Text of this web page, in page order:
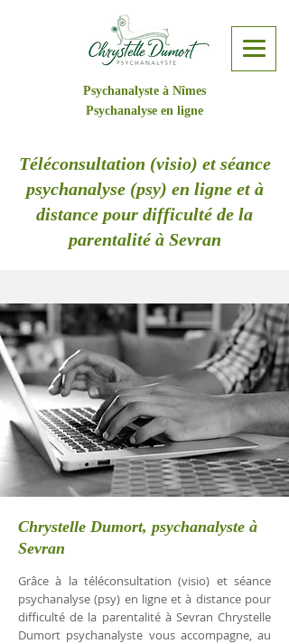
Psychanalyste à Nîmes
Psychanalyse en ligne
Téléconsultation (visio) et séance
psychanalyse (psy) en ligne et à
distance pour difficulté de la
parentalité à Sevran
Chrystelle Dumort, psychanalyste à
Sevran
Grâce à la téléconsultation (visio) et séance
psychanalyse (psy) en ligne et à distance pour
difficulté de la parentalité à Sevran Chrystelle
Dumort psychanalyste vous accompagne, au